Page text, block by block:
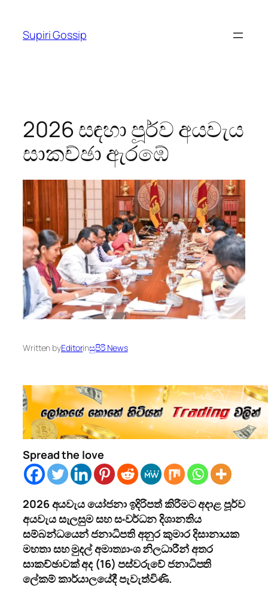
content
Supiri Gossip
2026 සඳහා පූර්ව අයවැය
සාකච්ඡා ඇරඹේ‍
Written byEditorinසුපිරි News
Spread the love
2026 අයවැය යෝජනා ඉදිරිපත් කිරීමට අදාළ පූර්ව
අයවැය සැලසුම සහ සංවර්ධන දිශානතිය
සම්බන්ධයෙන් ජනාධිපති අනුර කුමාර දිසානායක
මහතා සහ මුදල් අමාත්‍යාංශ නිලධාරීන් අතර
සාකච්ඡාවක් අද (16) පස්වරුවේ ජනාධිපති
ලේකම් කාර්යාලයේදී පැවැත්විණි.